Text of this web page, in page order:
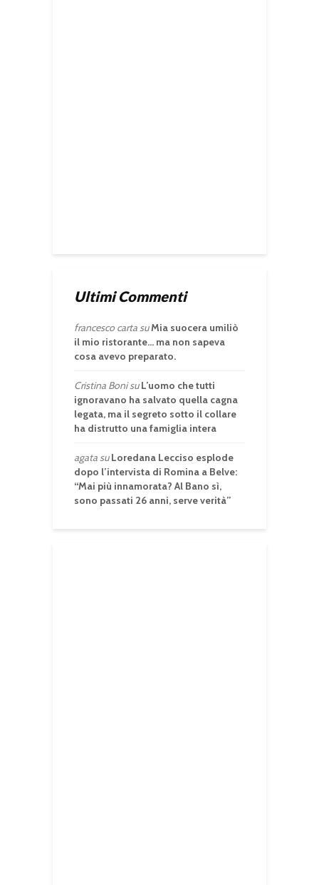
Ultimi Commenti
francesco cartasuMia suocera umiliò
il mio ristorante… ma non sapeva
cosa avevo preparato.
Cristina BonisuL’uomo che tutti
ignoravano ha salvato quella cagna
legata, ma il segreto sotto il collare
ha distrutto una famiglia intera
agatasuLoredana Lecciso esplode
dopo l’intervista di Romina a Belve:
“Mai più innamorata? Al Bano sì,
sono passati 26 anni, serve verità”